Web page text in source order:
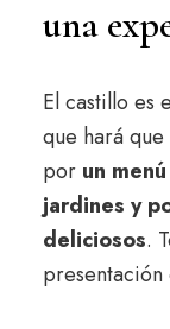
una
El castillo es
que hará
por un
jardines y
deliciosos.